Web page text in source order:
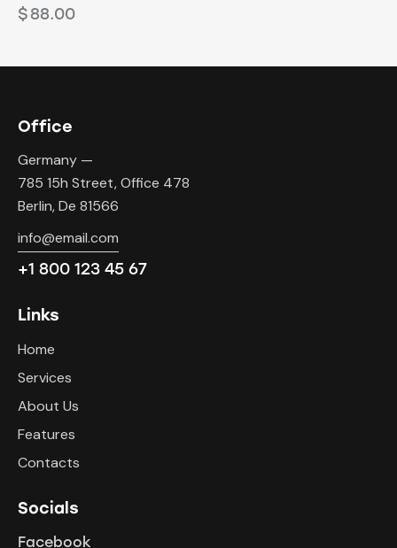
$88.00
Office
Germany —
785 15h Street, Office 478
Berlin, De 81566
info@email.com
+1 800 123 45 67
Links
Home
Services
About Us
Features
Contacts
Socials
Facebook